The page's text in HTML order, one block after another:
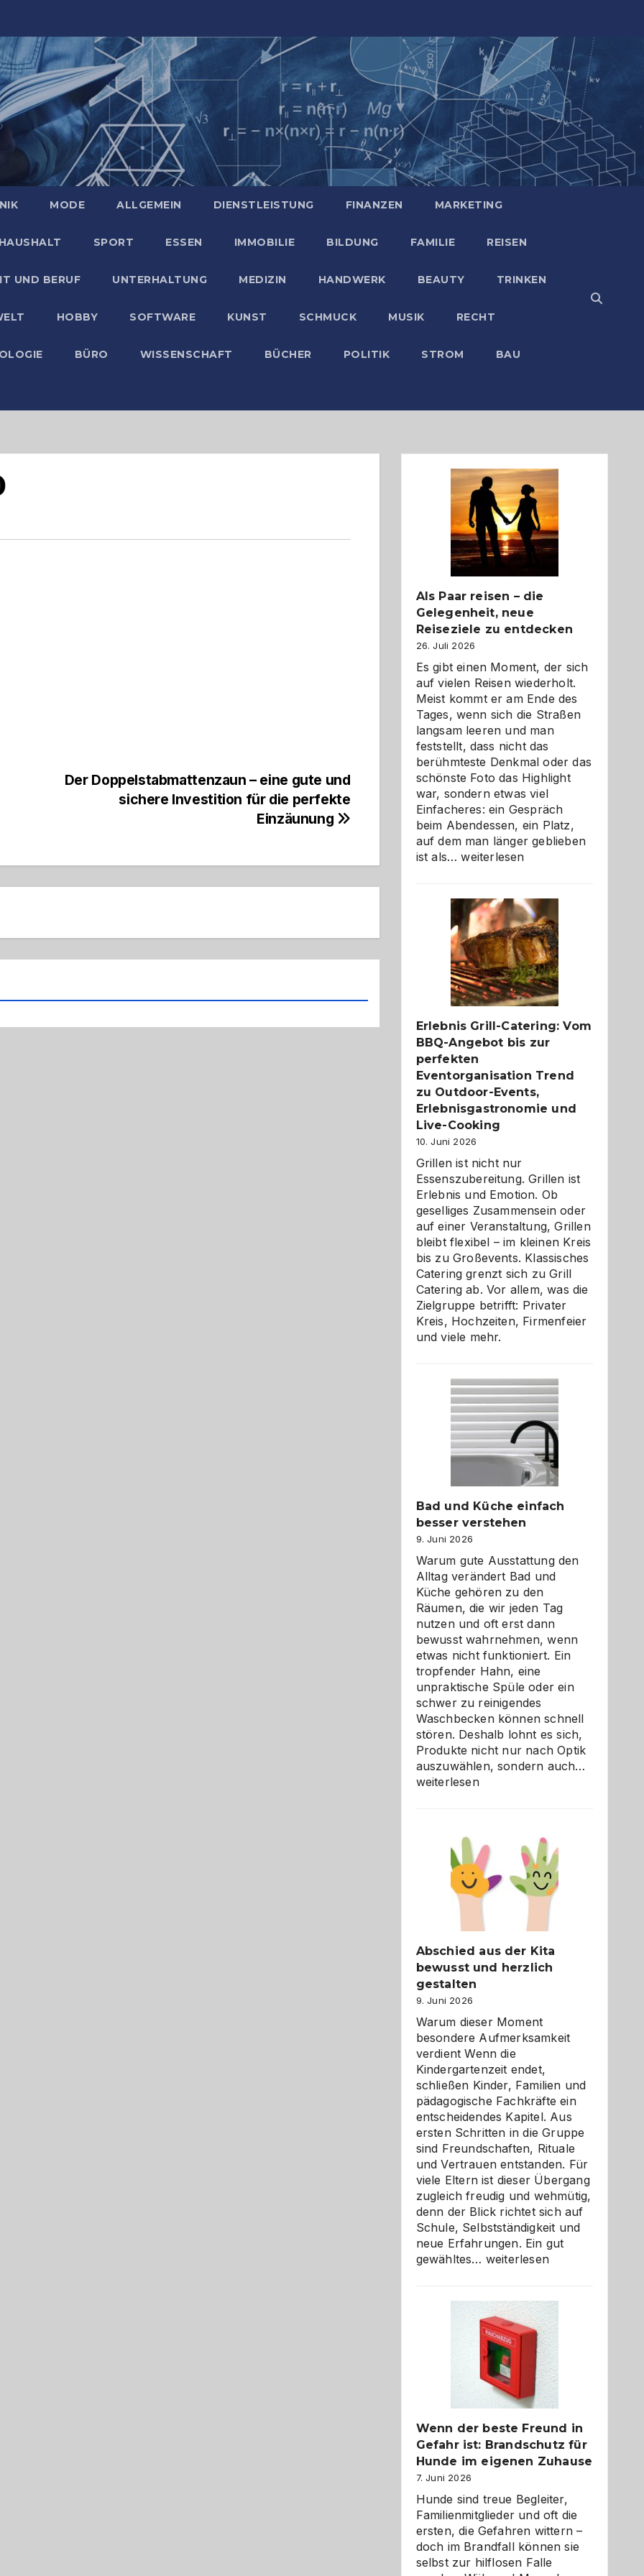
MODE ALLGEMEIN DIENSTLEISTUNG FINANZEN MARKETING
HAUSHALT SPORT ESSEN IMMOBILIE BILDUNG FAMILIE REISEN
UND BERUF UNTERHALTUNG MEDIZIN HANDWERK BEAUTY TRINKEN
HOBBY SOFTWARE KUNST SCHMUCK MUSIK RECHT
BÜRO WISSENSCHAFT BÜCHER POLITIK STROM BAU
Der Doppelstabmattenzaun – eine gute und
sichere Investition für die perfekte
Einzäunung
Als Paar reisen – die
Gelegenheit, neue
Reiseziele zu entdecken
26. Juli 2026
Es gibt einen Moment, der sich
auf vielen Reisen wiederholt.
Meist kommt er am Ende des
Tages, wenn sich die Straßen
langsam leeren und man
feststellt, dass nicht das
berühmteste Denkmal oder das
schönste Foto das Highlight
war, sondern etwas viel
Einfacheres: ein Gespräch
beim Abendessen, ein Platz,
auf dem man länger geblieben
ist als…Als
die
Gelegenheit,
neue
Reiseziele
zu
entdecken
weiterlesen
Erlebnis Grill-Catering: Vom
BBQ-Angebot bis zur
perfekten
Eventorganisation Trend
zu Outdoor-Events,
Erlebnisgastronomie und
Live-Cooking
10. Juni 2026
Grillen ist nicht nur
Essenszubereitung. Grillen ist
Erlebnis und Emotion. Ob
geselliges Zusammensein oder
auf einer Veranstaltung, Grillen
bleibt flexibel – im kleinen Kreis
bis zu Großevents. Klassisches
Catering grenzt sich zu Grill
Catering ab. Vor allem, was die
Zielgruppe betrifft: Privater
Kreis, Hochzeiten, Firmenfeier
und viele mehr.
Bad und Küche einfach
besser verstehen
9. Juni 2026
Warum gute Ausstattung den
Alltag verändert Bad und
Küche gehören zu den
Räumen, die wir jeden Tag
nutzen und oft erst dann
bewusst wahrnehmen, wenn
etwas nicht funktioniert. Ein
tropfender Hahn, eine
unpraktische Spüle oder ein
schwer zu reinigendes
Waschbecken können schnell
stören. Deshalb lohnt es sich,
Produkte nicht nur nach Optik
auszuwählen, sondern auch…
weiterlesen
Abschied aus der Kita
bewusst und herzlich
gestalten
9. Juni 2026
Warum dieser Moment
besondere Aufmerksamkeit
verdient Wenn die
Kindergartenzeit endet,
schließen Kinder, Familien und
pädagogische Fachkräfte ein
entscheidendes Kapitel. Aus
ersten Schritten in die Gruppe
sind Freundschaften, Rituale
und Vertrauen entstanden. Für
viele Eltern ist dieser Übergang
zugleich freudig und wehmütig,
denn der Blick richtet sich auf
Schule, Selbstständigkeit und
neue Erfahrungen. Ein gut
gewähltes… Abschied
Kita
bewusst
und
herzlich
gestalten
weiterlesen
Wenn der beste Freund in
Gefahr ist: Brandschutz für
Hunde im eigenen Zuhause
7. Juni 2026
Hunde sind treue Begleiter,
Familienmitglieder und oft die
ersten, die Gefahren wittern –
doch im Brandfall können sie
selbst zur hilflosen Falle